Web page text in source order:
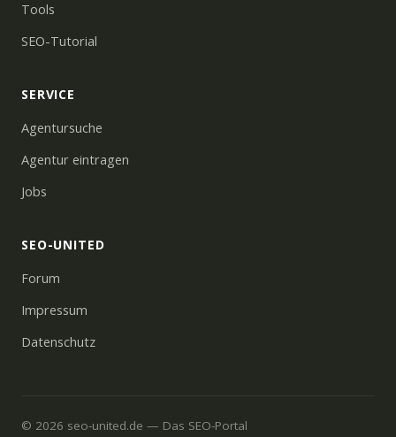
Tools
SEO-Tutorial
SERVICE
Agentursuche
Agentur eintragen
Jobs
SEO-UNITED
Forum
Impressum
Datenschutz
© 2026 seo-united.de — Das SEO-Portal